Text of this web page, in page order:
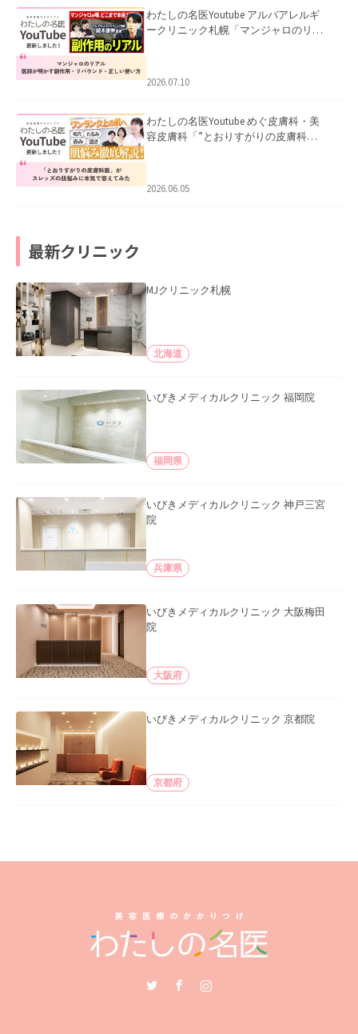
わたしの名医Youtube アルバアレルギ
ークリニック札幌「マンジャロのリア
た。
2026.07.10
わたしの名医Youtube めぐ皮膚科・美
容皮膚科「”とおりすがりの皮膚科
2026.06.05
最新クリニック
MJクリニック札幌
北海道
いびきメディカルクリニック 福岡院
福岡県
いびきメディカルクリニック 神戸三宮
院
兵庫県
いびきメディカルクリニック 大阪梅田
院
大阪府
いびきメディカルクリニック 京都院
京都府
Instagram